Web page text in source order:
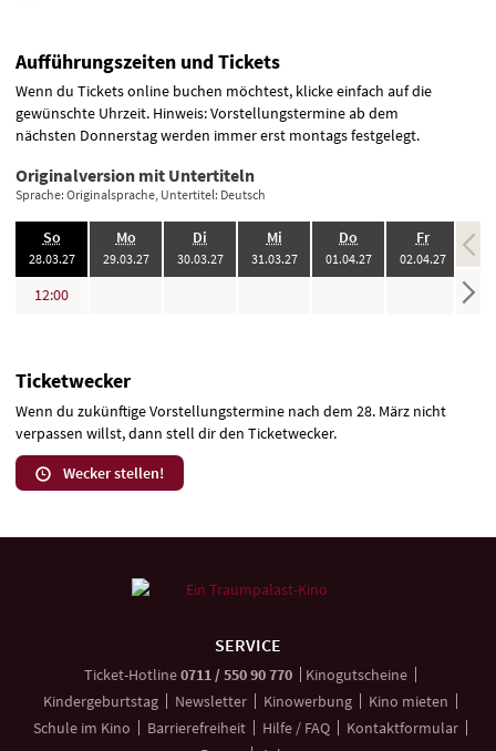
Aufführungszeiten und Tickets
Wenn du Tickets online buchen möchtest, klicke einfach auf die
gewünschte Uhrzeit. Hinweis: Vorstellungstermine ab dem
nächsten Donnerstag werden immer erst montags festgelegt.
Originalversion mit Untertiteln
Sprache: Originalsprache, Untertitel: Deutsch
So.,
28.03.20
27:
12:00Uhr
Mo.,
29.03.20
27:
Di
30.03.20
27:
Mi.,
31.03.20
27:
Do
01.04.20
27:
Fr.,
02.04.20
27:
keine
Ticketwecker
Wenn du zukünftige Vorstellungstermine nach dem 28. März nicht
verpassen willst, dann stell dir den Ticketwecker.
Wecker stellen!
Navigationsmöglichkeiten
SERVICE
Ticket-Hotline0711 / 550 90 770anrufen
Kinogutscheine
Kindergeburtstag
Newsletter Kinowerbung
Kino mieten
Schule im Kino
Barrierefreiheit Hilfe / FAQ
Kontaktformular